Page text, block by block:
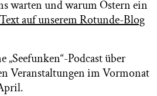
warten und warum Ostern ein
auf unserem Rotunde-Blog
Podcast über
Veranstaltungen im Vormonat